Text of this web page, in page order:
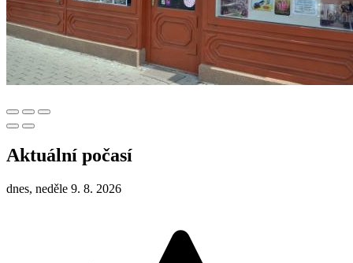
Aktuální počasí
dnes, neděle 9. 8. 2026